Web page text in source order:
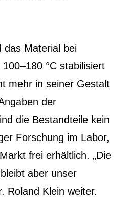
das Material bei
°C stabilisiert
mehr in seiner Gestalt
der
die Bestandteile kein
Forschung im Labor,
frei erhältlich. „Die
aber unser
Roland Klein weiter.